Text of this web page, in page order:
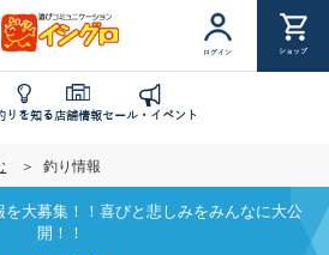
ログイン ショップ
りを知る店舗情報セール・イベント
釣り情報
大募集！！喜びと悲しみをみんなに大公
開！！